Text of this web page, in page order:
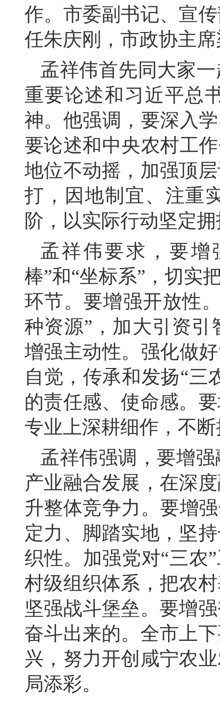
作。 市委副书记、 宣
任朱庆刚， 市政协主
孟祥伟首先同大家
重要论述和习近平总
神。 他强调， 要深入
要论述和中央农村工
地位不动摇， 加强顶
打， 因地制宜、 注重
阶， 以实际行动坚定
孟祥伟要求， 要增
棒”和“坐标系”，切实
环节。要增强开放性
种资源”， 加大引资引
增强主动性。 强化做
自觉， 传承和发扬“三
的责任感、使命感。
专业上深耕细作， 不
孟祥伟强调，要增
产业融合发展，在深
升整体竞争力。要增
定力、 脚踏实地， 坚
织性。 加强党对“三农
村级组织体系，把农
坚强战斗堡垒。要增
奋斗出来的。 全市上
兴， 努力开创咸宁农
局添彩。